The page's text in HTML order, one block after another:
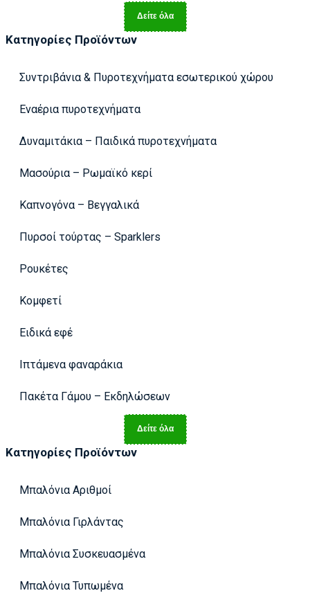
Δείτε όλα
Κατηγορίες Προϊόντων
Συντριβάνια & Πυροτεχνήματα εσωτερικού χώρου
Εναέρια πυροτεχνήματα
Δυναμιτάκια – Παιδικά πυροτεχνήματα
Μασούρια – Ρωμαϊκό κερί
Καπνογόνα – Βεγγαλικά
Πυρσοί τούρτας – Sparklers
Ρουκέτες
Κομφετί
Ειδικά εφέ
Ιπτάμενα φαναράκια
Πακέτα Γάμου – Εκδηλώσεων
Δείτε όλα
Κατηγορίες Προϊόντων
Μπαλόνια Αριθμοί
Μπαλόνια Γιρλάντας
Μπαλόνια Συσκευασμένα
Μπαλόνια Τυπωμένα